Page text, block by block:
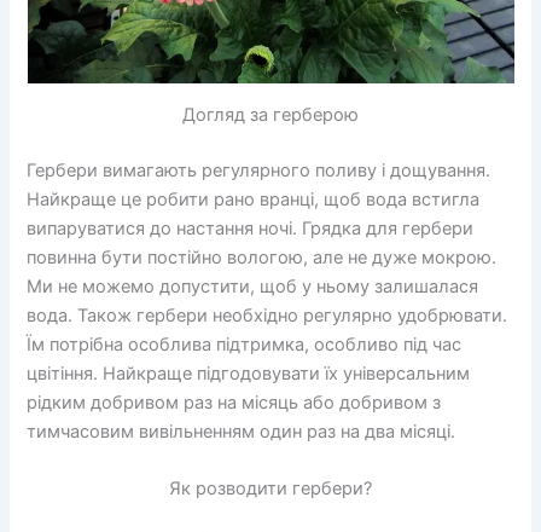
Догляд за герберою
Гербери вимагають регулярного поливу і дощування.
Найкраще це робити рано вранці, щоб вода встигла
випаруватися до настання ночі. Грядка для гербери
повинна бути постійно вологою, але не дуже мокрою.
Ми не можемо допустити, щоб у ньому залишалася
вода. Також гербери необхідно регулярно удобрювати.
Їм потрібна особлива підтримка, особливо під час
цвітіння. Найкраще підгодовувати їх універсальним
рідким добривом раз на місяць або добривом з
тимчасовим вивільненням один раз на два місяці.
Як розводити гербери?